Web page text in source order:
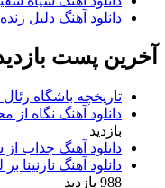
دانلود آهنگ دلیل
آخرین پست
تاریخچه باشگاه رئال
دانلود آهنگ نگاه از
بازدید
دانلود آهنگ جذاب
دانلود آهنگ
988 بازدید